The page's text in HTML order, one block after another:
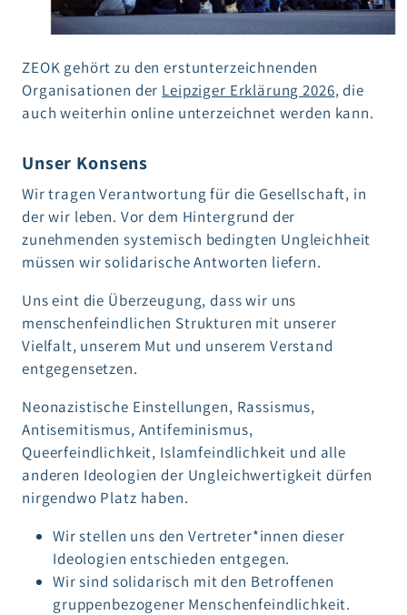
ZEOK gehört zu den erstunterzeichnenden
Organisationen der Leipziger Erklärung 2026, die
auch weiterhin online unterzeichnet werden kann.
Unser Konsens
Wir tragen Verantwortung für die Gesellschaft, in
der wir leben. Vor dem Hintergrund der
zunehmenden systemisch bedingten Ungleichheit
müssen wir solidarische Antworten liefern.
Uns eint die Überzeugung, dass wir uns
menschenfeindlichen Strukturen mit unserer
Vielfalt, unserem Mut und unserem Verstand
entgegensetzen.
Neonazistische Einstellungen, Rassismus,
Antisemitismus, Antifeminismus,
Queerfeindlichkeit, Islamfeindlichkeit und alle
anderen Ideologien der Ungleichwertigkeit dürfen
nirgendwo Platz haben.
Wir stellen uns den Vertreter*innen dieser
Ideologien entschieden entgegen.
Wir sind solidarisch mit den Betroffenen
gruppenbezogener Menschenfeindlichkeit.